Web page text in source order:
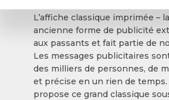
L’affiche classique imprimée –
ancienne forme de publicité
aux passants et fait partie de
Les messages publicitaires
des milliers de personnes, de
et précise en un rien de temps.
propose ce grand classique